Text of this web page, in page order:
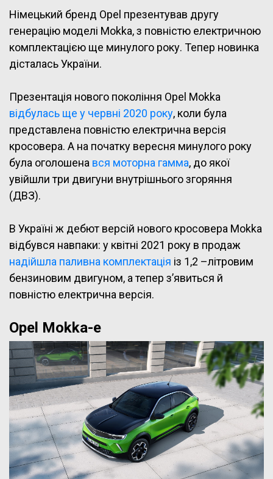
Німецький бренд Opel презентував другу
генерацію моделі Mokka, з повністю електричною
комплектацією ще минулого року. Тепер новинка
дісталась України.
Презентація нового покоління Opel Mokka
відбулась ще у червні 2020 року, коли була
представлена повністю електрична версія
кросовера. А на початку вересня минулого року
була оголошена вся моторна гамма, до якої
увійшли три двигуни внутрішнього згоряння
(ДВЗ).
В Україні ж дебют версій нового кросовера Mokka
відбувся навпаки: у квітні 2021 року в продаж
надійшла паливна комплектація із 1,2 –літровим
бензиновим двигуном, а тепер з’явиться й
повністю електрична версія.
Opel Mokka-e